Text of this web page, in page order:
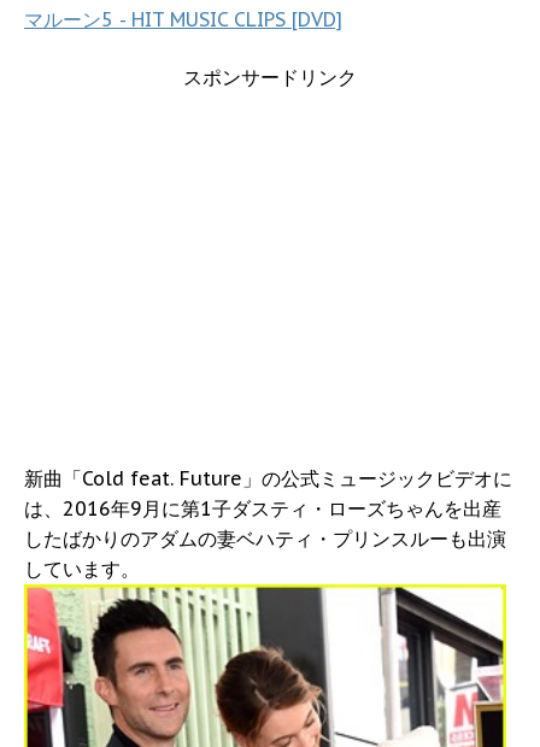
マルーン5 - HIT MUSIC CLIPS [DVD]
スポンサードリンク
新曲「Cold feat. Future」の公式ミュージックビデオに
は、2016年9月に第1子ダスティ・ローズちゃんを出産
したばかりのアダムの妻ベハティ・プリンスルーも出演
しています。